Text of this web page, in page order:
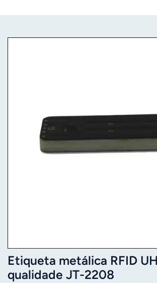
Etiqueta metálica RFID
qualidade JT-2208